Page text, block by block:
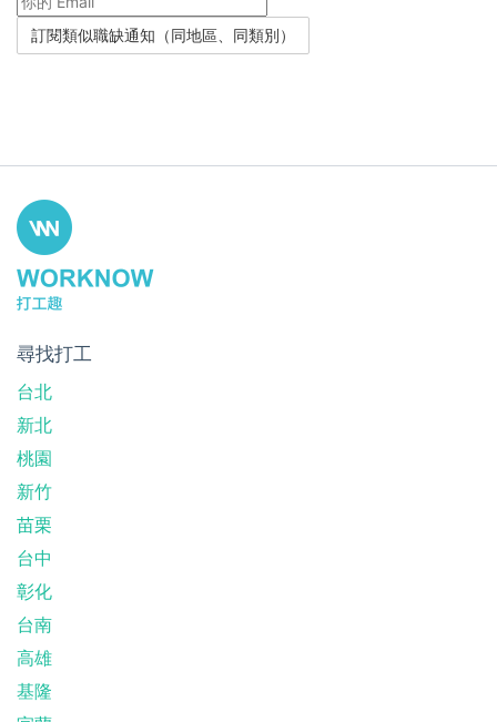
尋找打工
台北
新北
桃園
新竹
苗栗
台中
彰化
台南
高雄
基隆